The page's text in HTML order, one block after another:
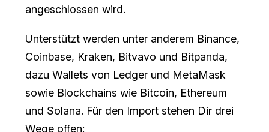
angeschlossen wird.
Unterstützt werden unter anderem Binance,
Coinbase, Kraken, Bitvavo und Bitpanda,
dazu Wallets von Ledger und MetaMask
sowie Blockchains wie Bitcoin, Ethereum
und Solana. Für den Import stehen Dir drei
Wege offen: